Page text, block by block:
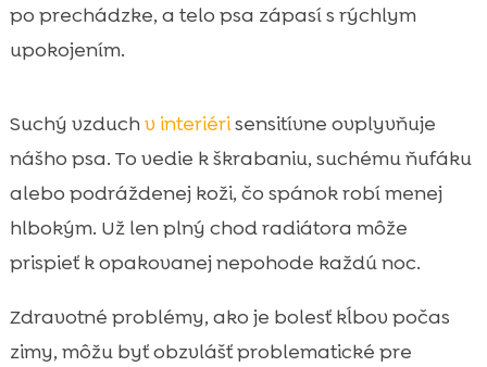
po prechádzke, a telo psa zápasí s rýchlym
upokojením.
Suchý vzduchv interiérisensitívne ovplyvňuje
nášho psa. To vedie k škrabaniu, suchému ňufáku
alebo podráždenej koži, čo spánok robí menej
hlbokým. Už len plný chod radiátora môže
prispieť k opakovanej nepohode každú noc.
Zdravotné problémy, ako je bolesť kĺbov počas
zimy, môžu byť obzvlášť problematické pre